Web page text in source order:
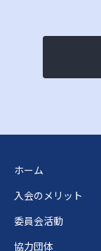
ホーム
入会のメリット
委員会活動
協力団体